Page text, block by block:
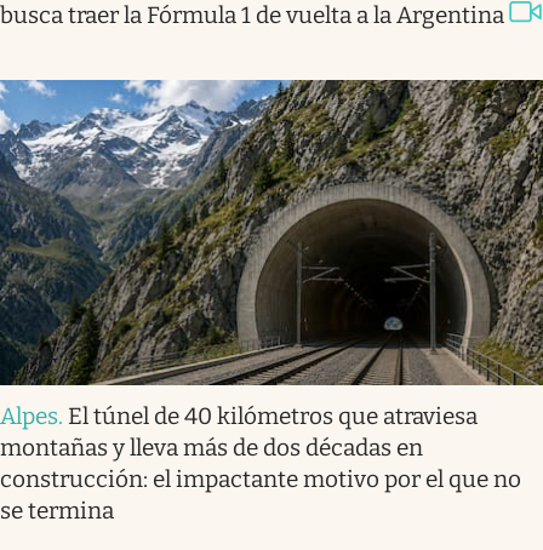
busca traer la Fórmula 1 de vuelta a la Argentina
Alpes. El túnel de 40 kilómetros que atraviesa
montañas y lleva más de dos décadas en
construcción: el impactante motivo por el que no
se termina